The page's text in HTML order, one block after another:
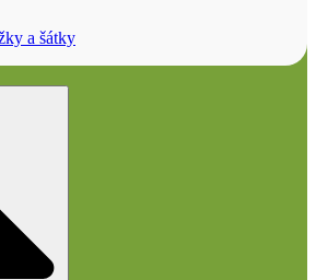
a šátky